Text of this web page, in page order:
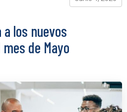
a los nuevos
de Mayo